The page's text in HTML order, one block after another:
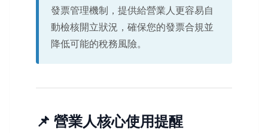
發票管理機制，提供給營業人更容易自
動檢核開立狀況，確保您的發票合規並
降低可能的稅務風險。
📌 營業人核心使用提醒